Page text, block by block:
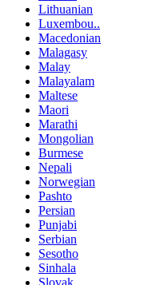
Lithuanian
Luxembou..
Macedonian
Malagasy
Malay
Malayalam
Maltese
Maori
Marathi
Mongolian
Burmese
Nepali
Norwegian
Pashto
Persian
Punjabi
Serbian
Sesotho
Sinhala
Slovak